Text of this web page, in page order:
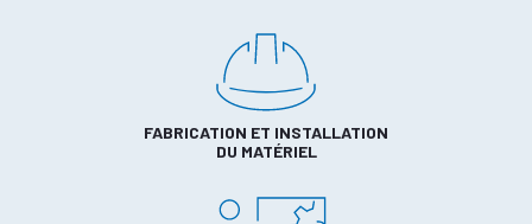
FABRICATION ET INSTALLATION
DU MATÉRIEL